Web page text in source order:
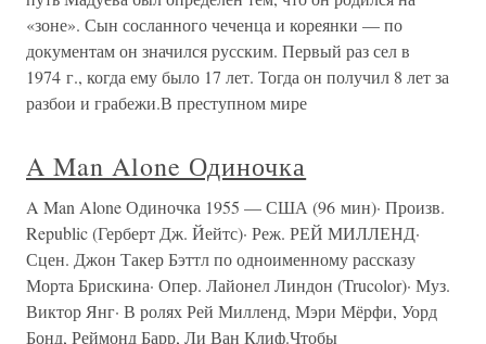
«зоне». Сын сосланного чеченца и кореянки — по
документам он значился русским. Первый раз сел в
1974 г., когда ему было 17 лет. Тогда он получил 8 лет за
разбои и грабежи.В преступном мире
A Man Alone Одиночка
A Man Alone Одиночка 1955 — США (96 мин)· Произв.
Republic (Герберт Дж. Йейтс)· Реж. РЕЙ МИЛЛЕНД·
Сцен. Джон Такер Бэттл по одноименному рассказу
Морта Брискина· Опер. Лайонел Линдон (Trucolor)· Муз.
Виктор Янг· В ролях Рей Милленд, Мэри Мёрфи, Уорд
Бонд, Реймонд Барр, Ли Ван Клиф.Чтобы